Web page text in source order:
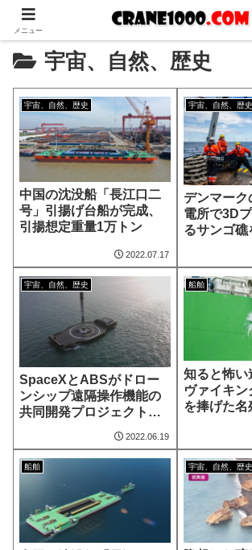
宇宙、自然、歴史
宇宙、自然、歴史
中国の沈没船「長江口二
号」引揚げ台船が完成、
引揚想定重量1万トン
2022.07.17
宇宙、自然、歴史
デンマーク
電所で3D
るサンゴ礁
宇宙、自然、歴史
SpaceXとABSがドロー
ンシップ遠隔操作機能の
共同開発プロジェクトに
2022.06.19
船舶
知ると怖い
ヴァイキ
を捧げた名
船舶 宇宙、自然、歴史
メニュー